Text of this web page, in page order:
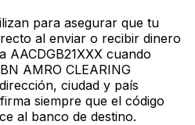
para asegurar que tu
al enviar o recibir dinero
AACDGB21XXX cuando
AMRO CLEARING
ciudad y país
siempre que el código
al banco de destino.